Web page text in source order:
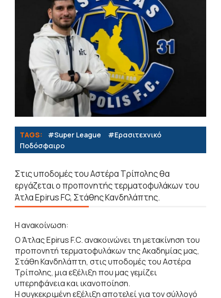
TAGS: #Super League
#Eρασιτεχνικό
Ποδόσφαιρο
Στις υποδομές του Αστέρα Τρίπολης θα
εργάζεται ο προπονητής τερματοφυλάκων του
Άτλα Epirus FC, Στάθης Κανδηλάπτης.
Η ανακοίνωση:
Ο Άτλας Epirus F.C. ανακοινώνει τη μετακίνηση του
προπονητή τερματοφυλάκων της Ακαδημίας μας,
Στάθη Κανδηλάπτη, στις υποδομές του Αστέρα
Τρίπολης, μια εξέλιξη που μας γεμίζει
υπερηφάνεια και ικανοποίηση.
Η συγκεκριμένη εξέλιξη αποτελεί για τον σύλλογό